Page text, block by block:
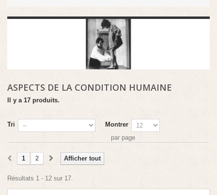
ASPECTS DE LA CONDITION HUMAINE
Il y a 17 produits.
Tri
Montrer
par page
Afficher tout
1 2
Résultats 1 - 12 sur 17.